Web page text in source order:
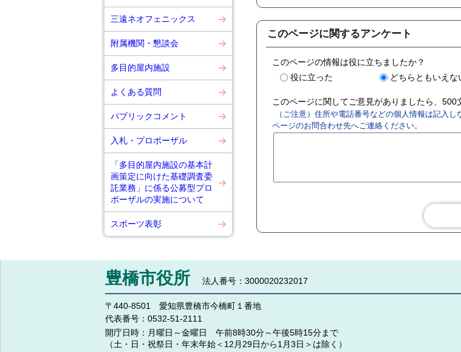
三遠ネオフェニックス
附属機関・懇談会
多目的屋内施設
よくある質問
パブリックコメント
入札・プロポーザル
「多目的屋内施設の基本計
画策定に向けた基礎調査委
託業務」に係る公募型プロ
ポーザルの実施について
スポーツ表彰
このページに関するアンケート
このページの情報は役に立ちましたか？
役に立った
どちらともいえな
このページに関してご意見がありましたら、500
（ご注意）住所や電話番号などの個人情報は記入
ページのお問合わせ先へご連絡ください。
豊橋市役所 法人番号：3000020232017
〒440-8501 愛知県豊橋市今橋町１番地
代表番号： 0532-51-2111
開庁日時： 月曜日～金曜日 午前8時30分～午後5時15分まで
（土・日・祝祭日・年末年始＜12月29日から1月3日＞は除く）